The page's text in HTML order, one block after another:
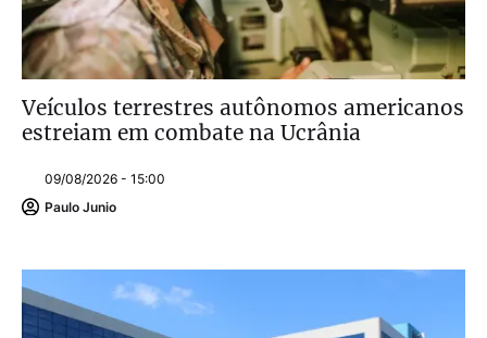
Veículos terrestres autônomos americanos
estreiam em combate na Ucrânia
09/08/2026 - 15:00
Paulo Junio